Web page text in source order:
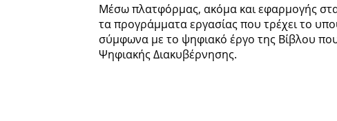
Μέσω πλατφόρμας, ακόμα και εφαρμογής
τα προγράμματα εργασίας που τρέχει το
σύμφωνα με το ψηφιακό έργο της Βίβλου
Ψηφιακής Διακυβέρνησης.